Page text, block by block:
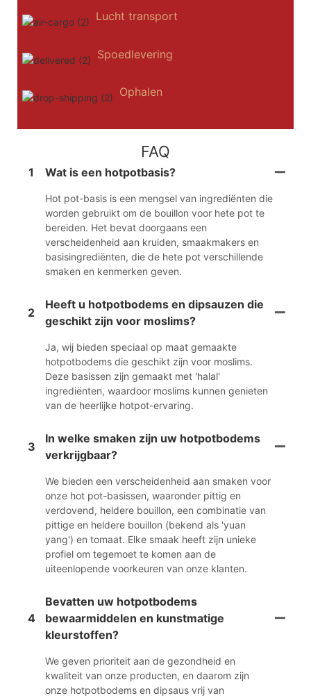
Lucht transport
Spoedlevering
Ophalen
FAQ
1 Wat is een hotpotbasis?
Hot pot-basis is een mengsel van ingrediënten die
worden gebruikt om de bouillon voor hete pot te
bereiden. Het bevat doorgaans een
verscheidenheid aan kruiden, smaakmakers en
basisingrediënten, die de hete pot verschillende
smaken en kenmerken geven.
2
Heeft u hotpotbodems en dipsauzen die
geschikt zijn voor moslims?
Ja, wij bieden speciaal op maat gemaakte
hotpotbodems die geschikt zijn voor moslims.
Deze basissen zijn gemaakt met 'halal'
ingrediënten, waardoor moslims kunnen genieten
van de heerlijke hotpot-ervaring.
3
In welke smaken zijn uw hotpotbodems
verkrijgbaar?
We bieden een verscheidenheid aan smaken voor
onze hot pot-basissen, waaronder pittig en
verdovend, heldere bouillon, een combinatie van
pittige en heldere bouillon (bekend als 'yuan
yang') en tomaat. Elke smaak heeft zijn unieke
profiel om tegemoet te komen aan de
uiteenlopende voorkeuren van onze klanten.
4
Bevatten uw hotpotbodems
bewaarmiddelen en kunstmatige
kleurstoffen?
We geven prioriteit aan de gezondheid en
kwaliteit van onze producten, en daarom zijn
onze hotpotbodems en dipsaus vrij van